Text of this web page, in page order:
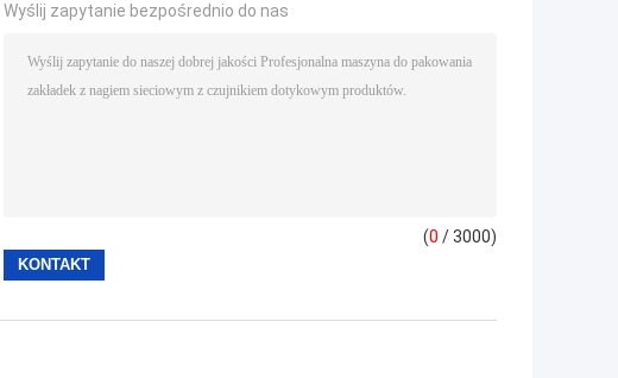
Wyślij zapytanie bezpośrednio do nas
(0 / 3000)